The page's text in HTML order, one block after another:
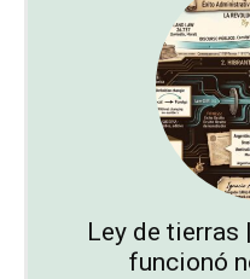
Ley de tierras
funcionó